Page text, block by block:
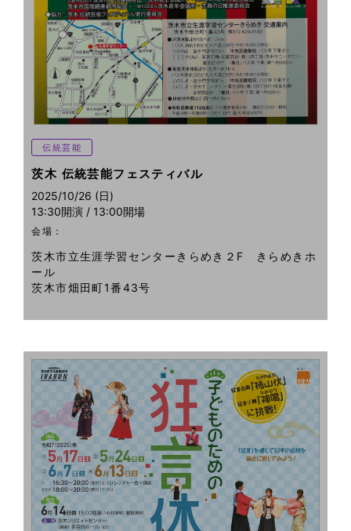
伝統芸能
茨木 伝統芸能フェスティバル
2025/10/26 (日)
13:30開演 / 13:00開場
会場：
茨木市立生涯学習センターきらめき２F きらめきホ
ール
茨木市畑田町1番43号